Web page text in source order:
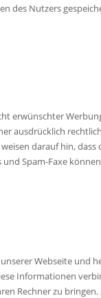
des Nutzers
erwünschter
ausdrücklich
darauf hin, dass
Spam-Faxe
Webseite und
Informationen
Rechner zu bringen.